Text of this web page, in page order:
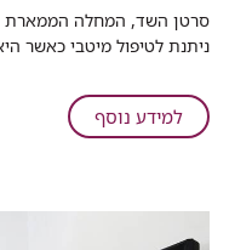
שיתוף
מאות
רמב"ם
נבדקו
של
סרטן
סרטן השד, המחלה הממארת
ניתנת לטיפול מיטבי כאשר
למידע נוסףעל
מאות